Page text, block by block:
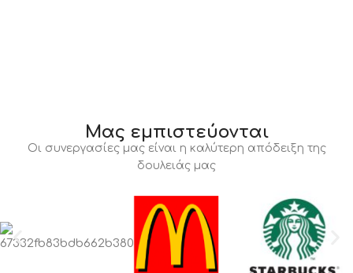
Μας εμπιστεύονται
Οι συνεργασίες μας είναι η καλύτερη απόδειξη της
δουλειάς μας